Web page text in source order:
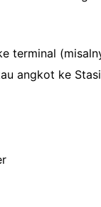
terminal
angkot ke